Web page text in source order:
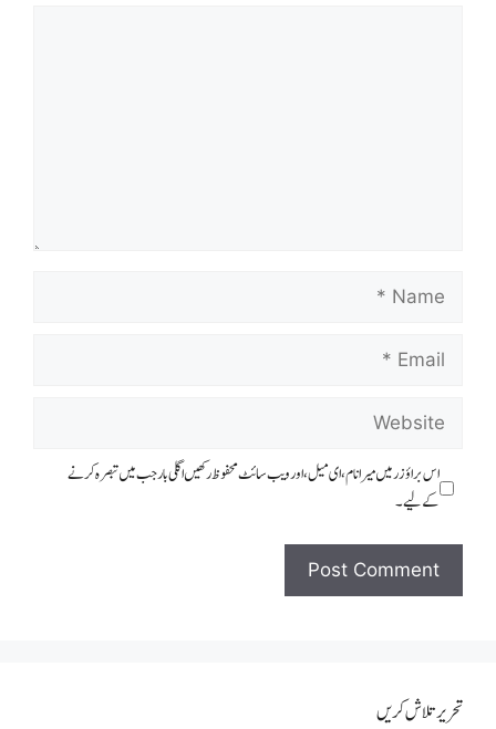
اس براؤزر میں میرا نام، ای میل، اور ویب سائٹ محفوظ رکھیں اگلی بار جب میں تبصرہ کرنے
کےلیے۔
تحریر تلاش کریں